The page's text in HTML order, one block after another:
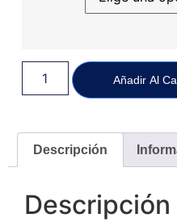
Añadir Al
Descripción
Descripción